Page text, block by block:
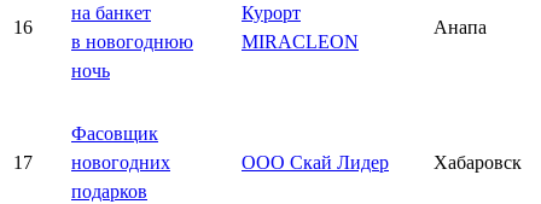
16
на банкет
в новогоднюю
ночь
Курорт
MIRACLEON
Анапа
17
Фасовщик
новогодних
подарков
ООО Скай Лидер Хабаровск